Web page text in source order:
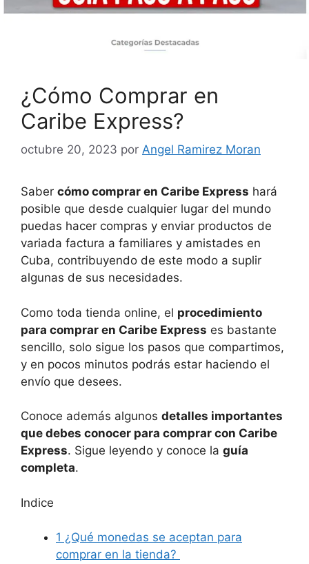
¿Cómo Comprar en
Caribe Express?
octubre 20, 2023 por Angel Ramirez Moran
Saber cómo comprar en Caribe Express hará
posible que desde cualquier lugar del mundo
puedas hacer compras y enviar productos de
variada factura a familiares y amistades en
Cuba, contribuyendo de este modo a suplir
algunas de sus necesidades.
Como toda tienda online, el procedimiento
para comprar en Caribe Express es bastante
sencillo, solo sigue los pasos que compartimos,
y en pocos minutos podrás estar haciendo el
envío que desees.
Conoce además algunos detalles importantes
que debes conocer para comprar con Caribe
Express. Sigue leyendo y conoce la guía
completa.
Indice
1 ¿Qué monedas se aceptan para
comprar en la tienda?